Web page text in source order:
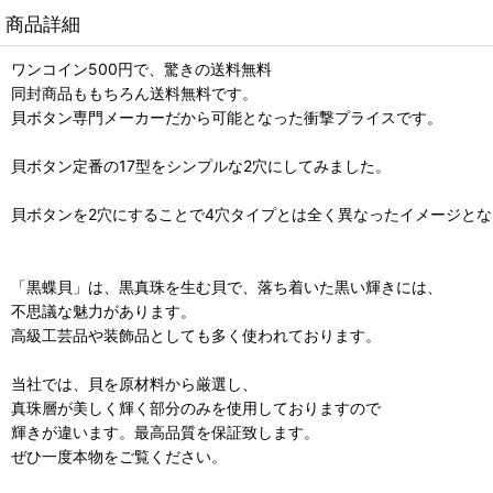
商品詳細
ワンコイン500円で、驚きの送料無料
同封商品ももちろん送料無料です。
貝ボタン専門メーカーだから可能となった衝撃プライスです。
貝ボタン定番の17型をシンプルな2穴にしてみました。
貝ボタンを2穴にすることで4穴タイプとは全く異なったイメージとな
「黒蝶貝」は、黒真珠を生む貝で、落ち着いた黒い輝きには、
不思議な魅力があります。
高級工芸品や装飾品としても多く使われております。
当社では、貝を原材料から厳選し、
真珠層が美しく輝く部分のみを使用しておりますので
輝きが違います。最高品質を保証致します。
ぜひ一度本物をご覧ください。